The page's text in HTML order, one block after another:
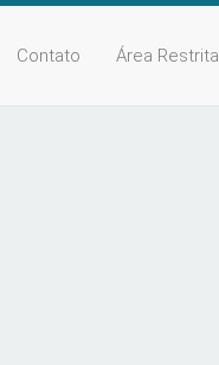
Contato Área Restrita